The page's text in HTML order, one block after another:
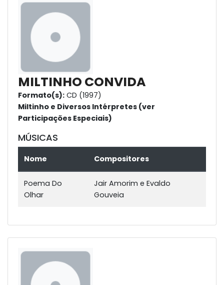
MILTINHO CONVIDA
Formato(s): CD (1997)
Miltinho e Diversos Intérpretes (ver
Participações Especiais)
MÚSICAS
Nome Compositores
Poema Do
Olhar
Jair Amorim e Evaldo
Gouveia